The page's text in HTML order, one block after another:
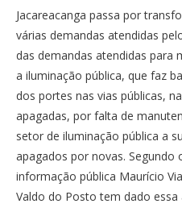
Jacareacanga passa por
várias demandas atendidas
das demandas atendidas para
a iluminação pública, que faz
dos portes nas vias públicas,
apagadas, por falta de
setor de iluminação pública a
apagados por novas. Segundo
informação pública Maurício
Valdo do Posto tem dado